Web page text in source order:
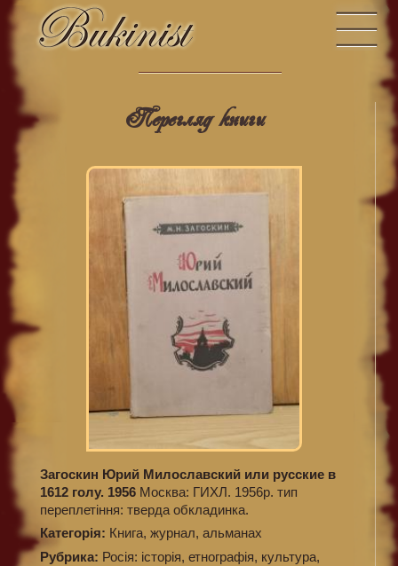
Перегляд книги
Загоскин Юрий Милославский или русские в
1612 голу. 1956 Москва: ГИХЛ. 1956р. тип
переплетіння: тверда обкладинка.
Категорiя: Книга, журнал, альманах
Рубрика: Росія: історія, етнографія, культура,